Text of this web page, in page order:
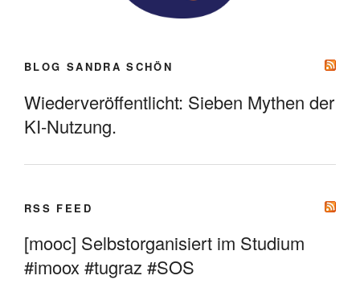
BLOG SANDRA SCHÖN
Wiederveröffentlicht: Sieben Mythen der
KI-Nutzung.
RSS FEED
[mooc] Selbstorganisiert im Studium
#imoox #tugraz #SOS